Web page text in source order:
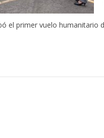
el primer vuelo humanitario